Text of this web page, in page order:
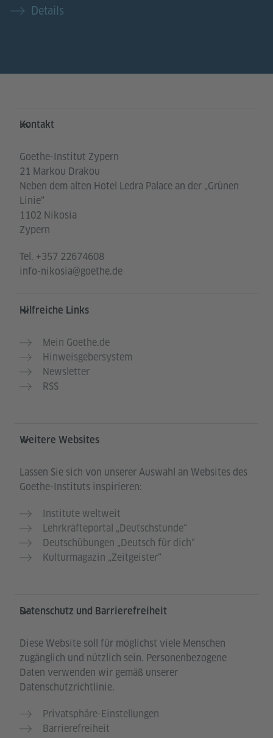
Details
Service- und Informationsbereich
Kontakt
Goethe-Institut Zypern
21 Markou Drakou
Neben dem alten Hotel Ledra Palace an der „Grünen
Linie“
1102 Nikosia
Zypern
Tel. +357 22674608
info-nikosia@goethe.de
Hilfreiche Links
Mein Goethe.de
Hinweisgebersystem
Newsletter
RSS
Weitere Websites
Lassen Sie sich von unserer Auswahl an Websites des
Goethe-Instituts inspirieren:
Institute weltweit
Lehrkräfteportal „Deutschstunde“
Deutschübungen „Deutsch für dich“
Kulturmagazin „Zeitgeister“
Datenschutz und Barrierefreiheit
Diese Website soll für möglichst viele Menschen
zugänglich und nützlich sein. Personenbezogene
Daten verwenden wir gemäß unserer
Datenschutzrichtlinie.
Privatsphäre-Einstellungen
Barrierefreiheit